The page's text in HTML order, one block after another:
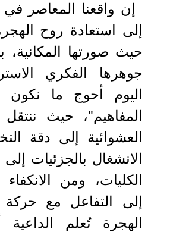
إن واقعنا المعاصر
إلى استعادة روح
حيث صورتها
جوهرها الفكري
اليوم أحوج ما
المفاهيم"، حيث
العشوائية إلى دقة
الانشغال بالجزئيات
الكليات، ومن
إلى التفاعل مع حركة
الهجرة تُعلم الداعية